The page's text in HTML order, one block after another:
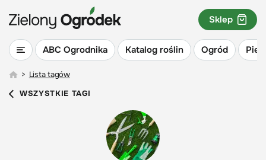
ABC Ogrodnika Katalog roślin Ogród
Sklep
> Lista tagów
WSZYSTKIE TAGI